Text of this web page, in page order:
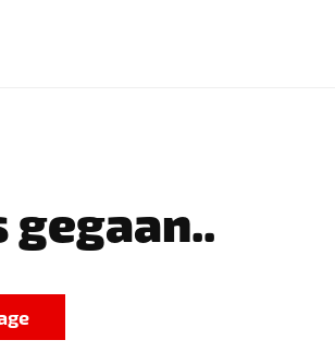
gegaan..